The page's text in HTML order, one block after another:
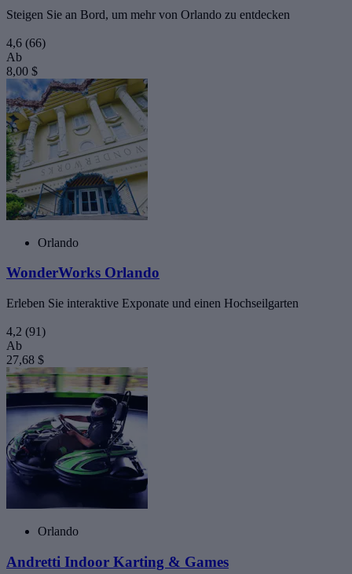
Steigen Sie an Bord, um mehr von Orlando zu entdecken
4,6 (66)
Ab
8,00 $
Orlando
WonderWorks Orlando
Erleben Sie interaktive Exponate und einen Hochseilgarten
4,2 (91)
Ab
27,68 $
Orlando
Andretti Indoor Karting & Games